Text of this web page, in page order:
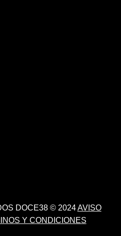
DOCE38 © 2024AVISO
Y CONDICIONES